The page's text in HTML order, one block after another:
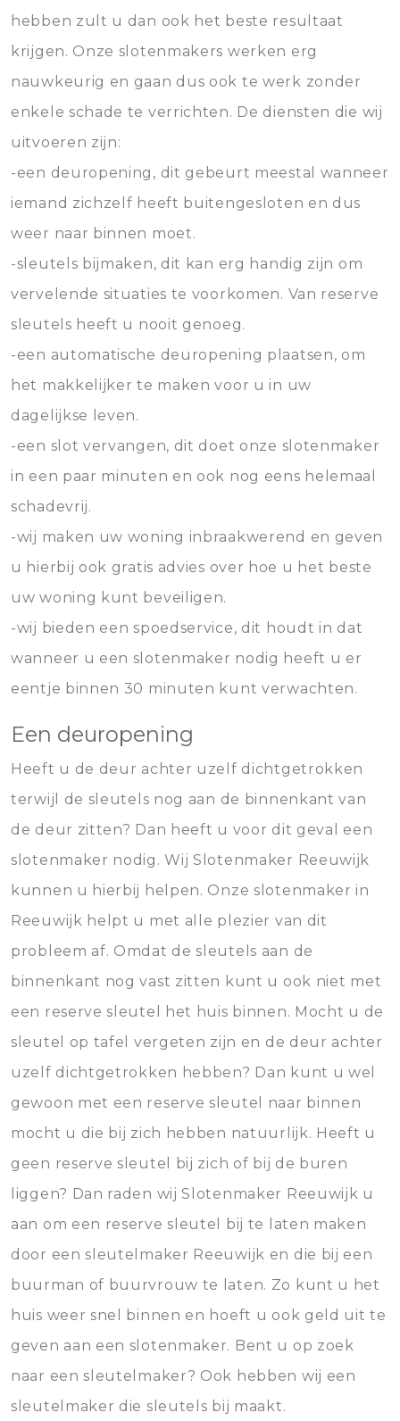
hebben zult u dan ook het beste resultaat
krijgen. Onze slotenmakers werken erg
nauwkeurig en gaan dus ook te werk zonder
enkele schade te verrichten. De diensten die wij
uitvoeren zijn:
-een deuropening, dit gebeurt meestal wanneer
iemand zichzelf heeft buitengesloten en dus
weer naar binnen moet.
-sleutels bijmaken, dit kan erg handig zijn om
vervelende situaties te voorkomen. Van reserve
sleutels heeft u nooit genoeg.
-een automatische deuropening plaatsen, om
het makkelijker te maken voor u in uw
dagelijkse leven.
-een slot vervangen, dit doet onze slotenmaker
in een paar minuten en ook nog eens helemaal
schadevrij.
-wij maken uw woning inbraakwerend en geven
u hierbij ook gratis advies over hoe u het beste
uw woning kunt beveiligen.
-wij bieden een spoedservice, dit houdt in dat
wanneer u een slotenmaker nodig heeft u er
eentje binnen 30 minuten kunt verwachten.
Een deuropening
Heeft u de deur achter uzelf dichtgetrokken
terwijl de sleutels nog aan de binnenkant van
de deur zitten? Dan heeft u voor dit geval een
slotenmaker nodig. Wij Slotenmaker Reeuwijk
kunnen u hierbij helpen. Onze slotenmaker in
Reeuwijk helpt u met alle plezier van dit
probleem af. Omdat de sleutels aan de
binnenkant nog vast zitten kunt u ook niet met
een reserve sleutel het huis binnen. Mocht u de
sleutel op tafel vergeten zijn en de deur achter
uzelf dichtgetrokken hebben? Dan kunt u wel
gewoon met een reserve sleutel naar binnen
mocht u die bij zich hebben natuurlijk. Heeft u
geen reserve sleutel bij zich of bij de buren
liggen? Dan raden wij Slotenmaker Reeuwijk u
aan om een reserve sleutel bij te laten maken
door een sleutelmaker Reeuwijk en die bij een
buurman of buurvrouw te laten. Zo kunt u het
huis weer snel binnen en hoeft u ook geld uit te
geven aan een slotenmaker. Bent u op zoek
naar een sleutelmaker? Ook hebben wij een
sleutelmaker die sleutels bij maakt.